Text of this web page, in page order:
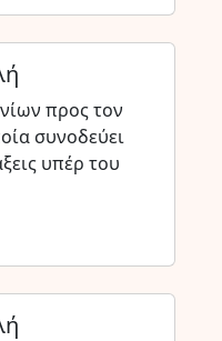
προς τον
συνοδεύει
υπέρ του